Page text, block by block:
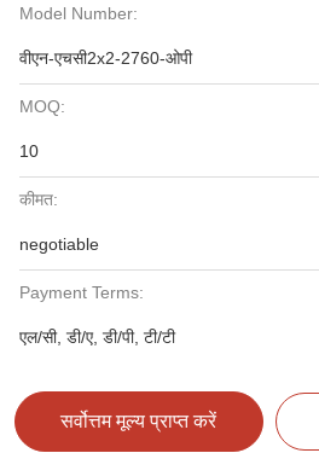
Model Number:
वीएन-एचसी2x2-2760-ओपी
MOQ:
10
कीमत:
negotiable
Payment Terms:
एल/सी, डी/ए, डी/पी, टी/टी
सर्वोत्तम मूल्य प्राप्त करें